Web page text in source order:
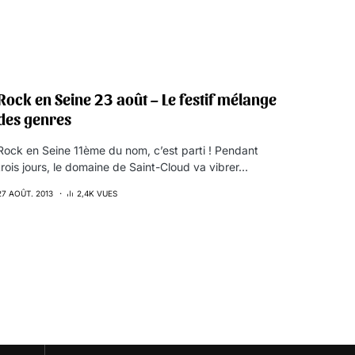
en Seine 23 août – Le festif mélange
genres
en Seine 11ème du nom, c’est parti ! Pendant
jours, le domaine de Saint-Cloud va vibrer…
AOÛT. 2013 2,4K VUES